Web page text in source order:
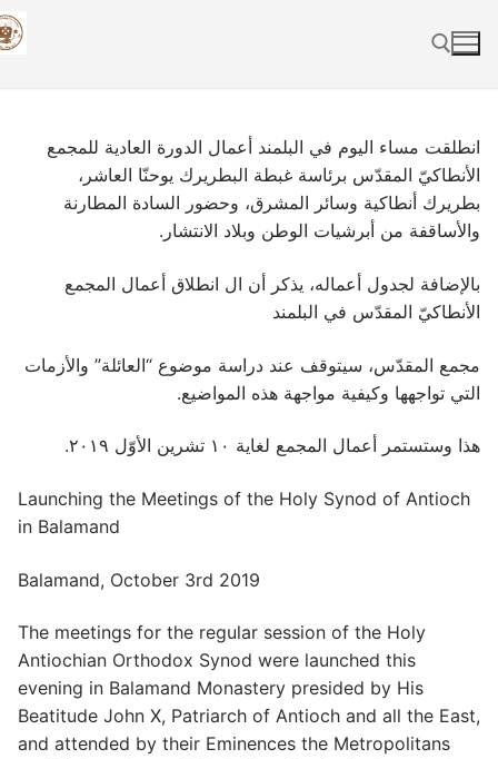
Skip
to
Search for:
انطلقت مساء اليوم في البلمند أعمال الدورة العادية للمجمع
الأنطاكيّ المقدّس برئاسة غبطة البطريرك يوحنّا العاشر،
بطريرك أنطاكية وسائر المشرق، وحضور السادة المطارنة
والأساقفة من أبرشيات الوطن وبلاد الانتشار.
بالإضافة لجدول أعماله، يذكر أن ال انطلاق أعمال المجمع
الأنطاكيّ المقدّس في البلمند
مجمع المقدّس، سيتوقف عند دراسة موضوع “العائلة” والأزمات
التي تواجهها وكيفية مواجهة هذه المواضيع.
هذا وستستمر أعمال المجمع لغاية ١٠ تشرين الأوّل ٢٠١٩.
Launching the Meetings of the Holy Synod of Antioch
in Balamand
Balamand, October 3rd 2019
The meetings for the regular session of the Holy
Antiochian Orthodox Synod were launched this
evening in Balamand Monastery presided by His
Beatitude John X, Patriarch of Antioch and all the East,
and attended by their Eminences the Metropolitans